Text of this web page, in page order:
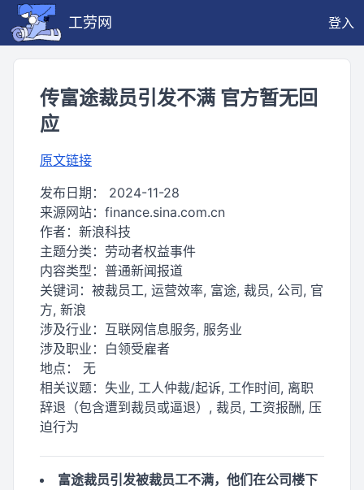
工劳网 登入
传富途裁员引发不满 官方暂无回
应
原文链接
发布日期： 2024-11-28
来源网站： finance.sina.com.cn
作者： 新浪科技
主题分类： 劳动者权益事件
内容类型： 普通新闻报道
关键词： 被裁员工, 运营效率, 富途, 裁员, 公司, 官
方, 新浪
涉及行业： 互联网信息服务, 服务业
涉及职业： 白领受雇者
地点： 无
相关议题： 失业, 工人仲裁/起诉, 工作时间, 离职
辞退（包含遭到裁员或逼退）, 裁员, 工资报酬, 压
迫行为
富途裁员引发被裁员工不满，他们在公司楼下